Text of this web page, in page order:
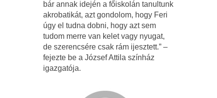
bár annak idején a főiskolán tanultunk
akrobatikát, azt gondolom, hogy Feri
úgy el tudna dobni, hogy azt sem
tudom merre van kelet vagy nyugat,
de szerencsére csak rám ijesztett.” –
fejezte be a József Attila színház
igazgatója.